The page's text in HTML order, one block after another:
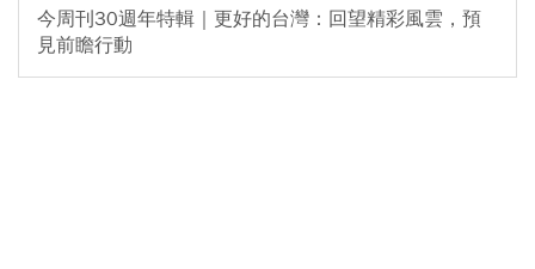
今周刊30週年特輯｜更好的台灣：回望精彩風雲，預
見前瞻行動